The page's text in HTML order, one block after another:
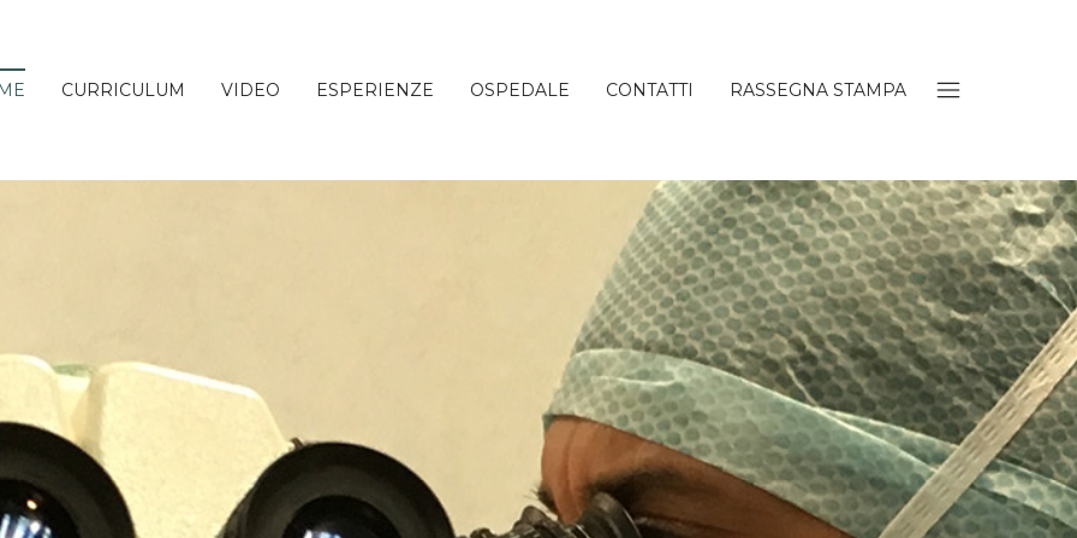
CURRICULUM VIDEO ESPERIENZE OSPEDALE CONTATTI RASSEGNA STAMPA